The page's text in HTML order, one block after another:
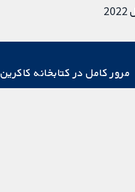
مرور کامل در کتابخانه کاکرین